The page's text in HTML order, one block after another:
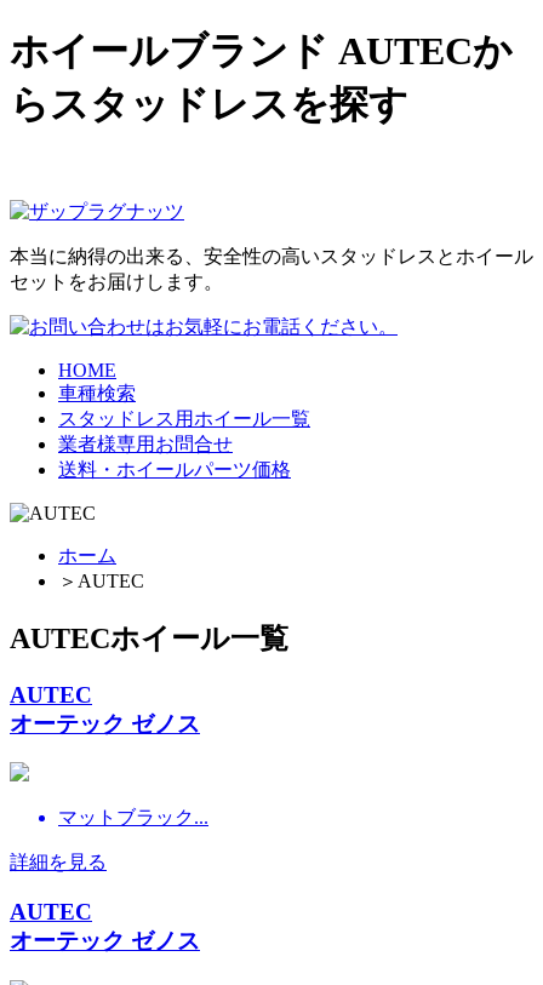
ホイールブランド AUTECか
らスタッドレスを探す
本当に納得の出来る、安全性の高いスタッドレスとホイール
セットをお届けします。
HOME
車種検索
スタッドレス用ホイール一覧
業者様専用お問合せ
送料・ホイールパーツ価格
ホーム
＞ AUTEC
AUTECホイール一覧
AUTEC
オーテック ゼノス
マットブラック...
詳細を見る
AUTEC
オーテック ゼノス